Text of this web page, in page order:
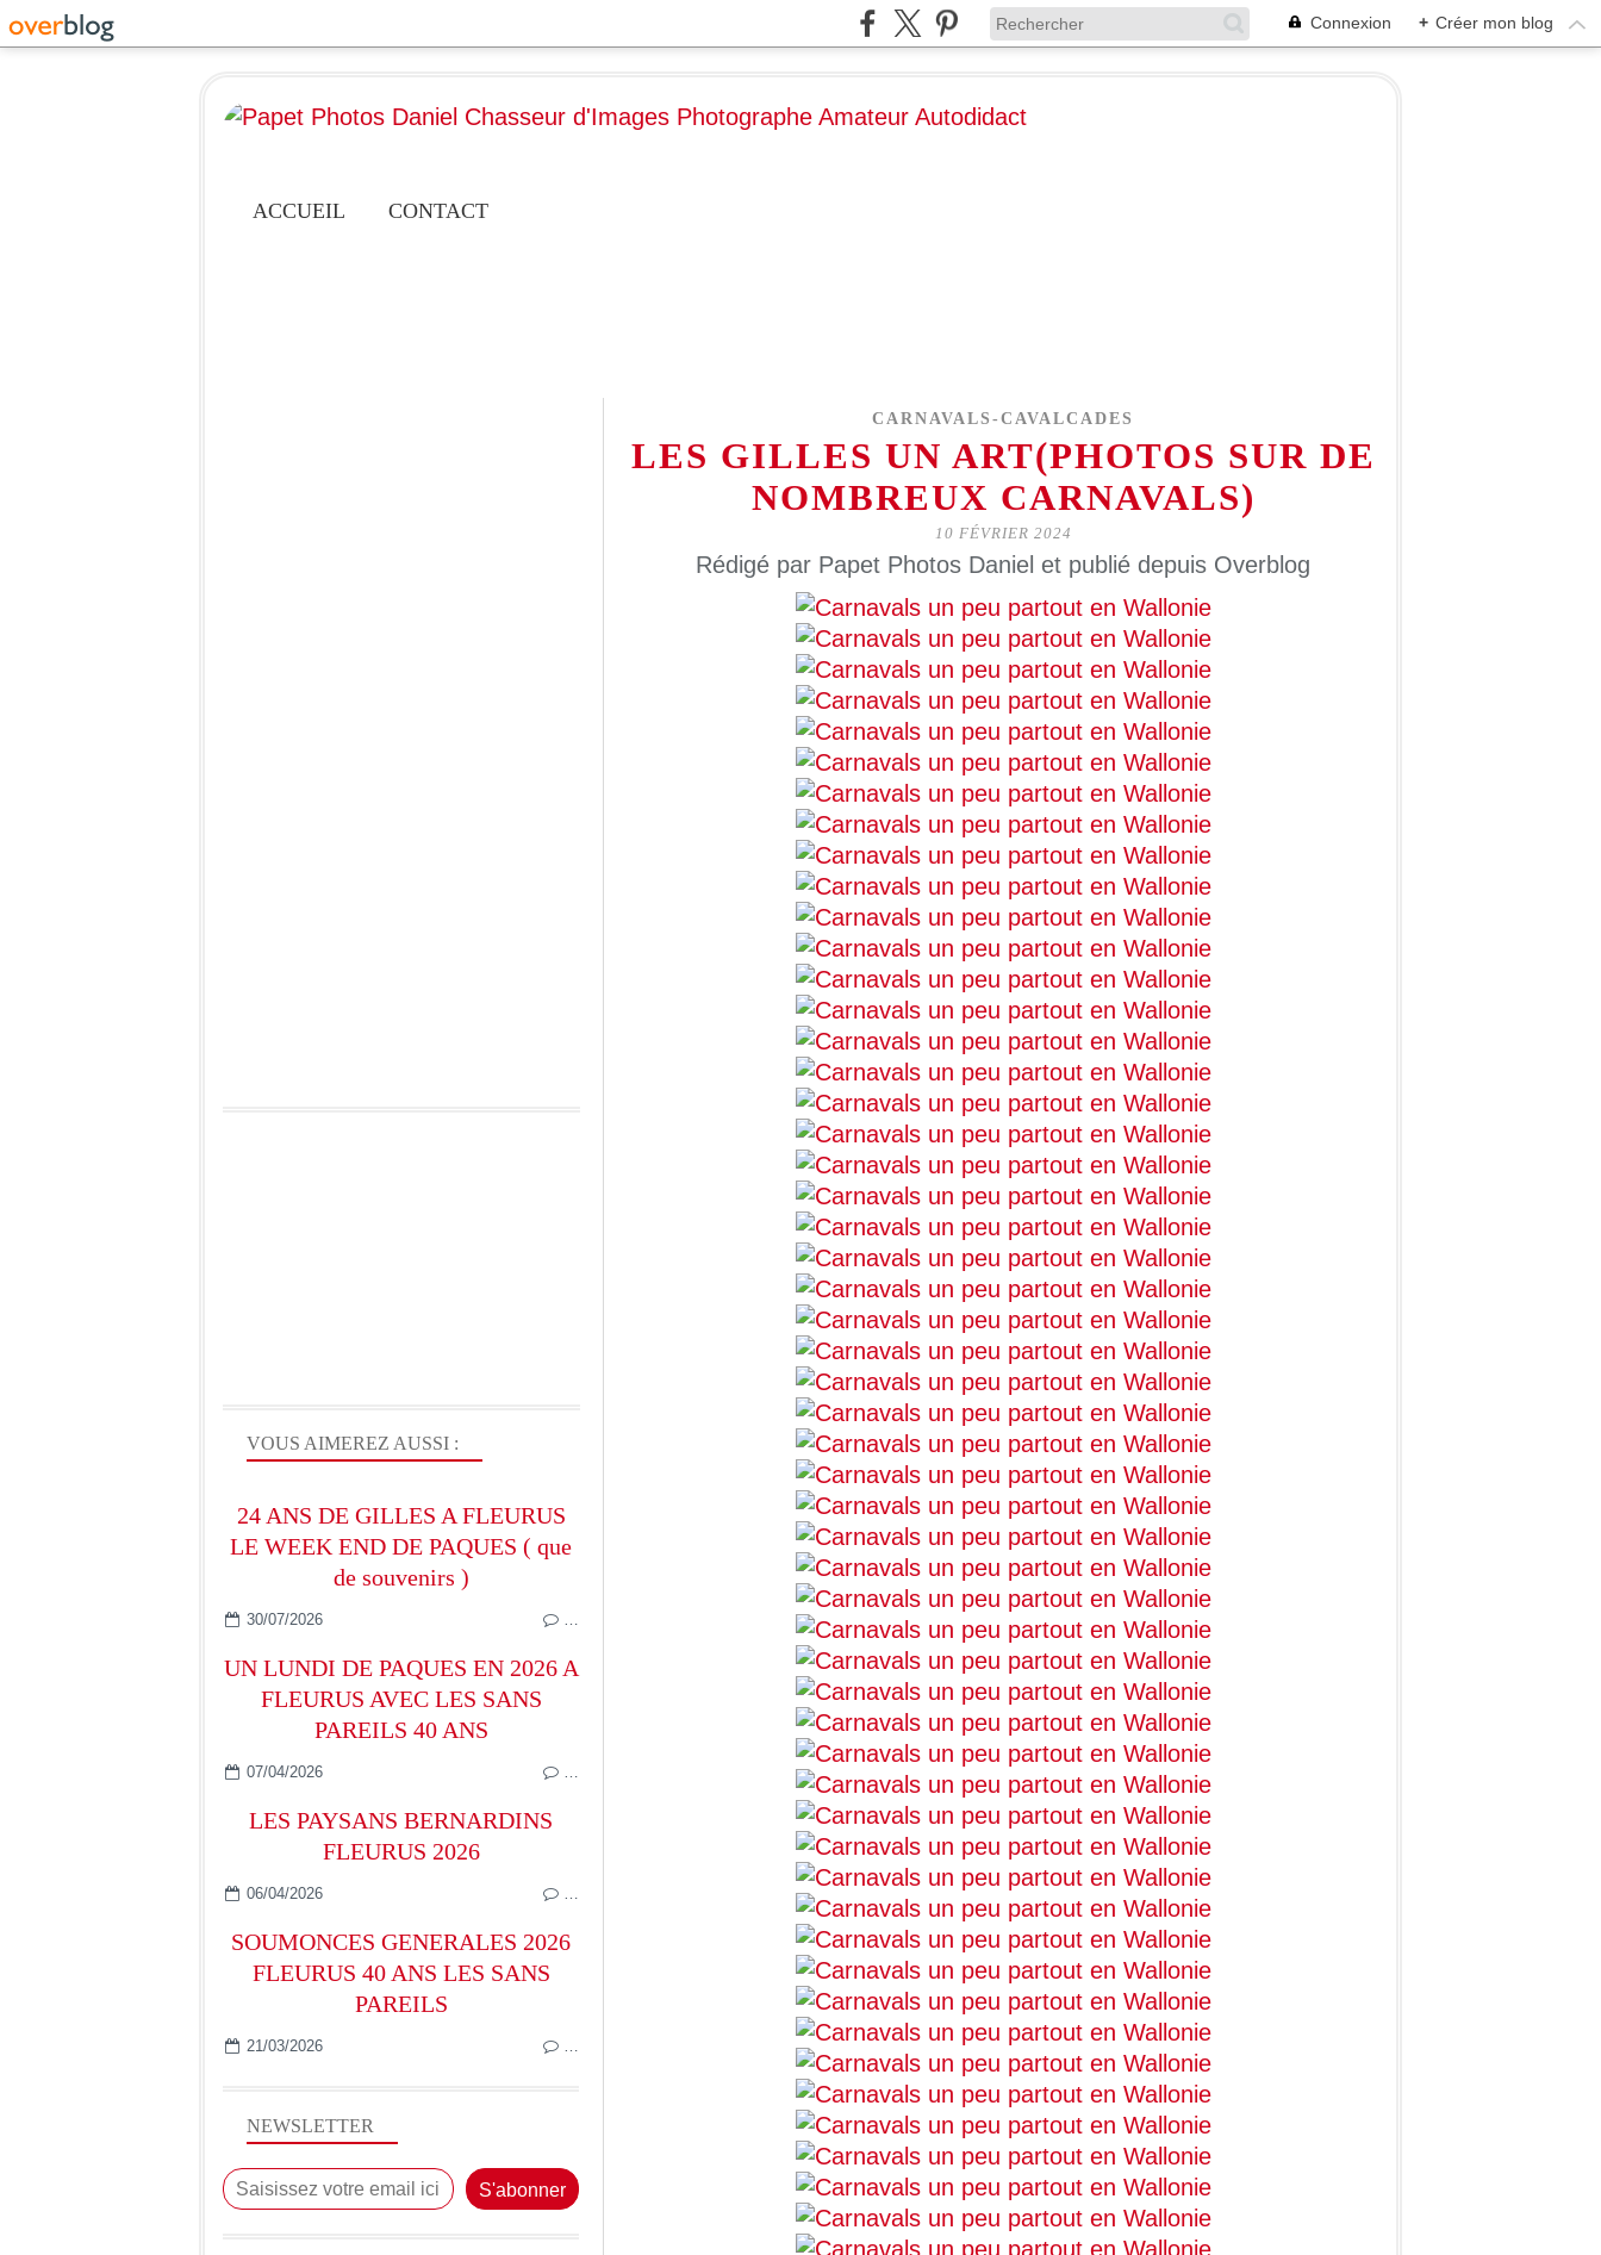
Connexion + Créer mon blog
ACCUEIL CONTACT
CARNAVALS-CAVALCADES
LES GILLES UN ART(PHOTOS SUR DE
NOMBREUX CARNAVALS)
10 FÉVRIER 2024
Rédigé par Papet Photos Daniel et publié depuis Overblog
NEWSLETTER
VOUS AIMEREZ AUSSI :
24 ANS DE GILLES A FLEURUS
LE WEEK END DE PAQUES ( que
de souvenirs )
30/07/2026 …
UN LUNDI DE PAQUES EN 2026 A
FLEURUS AVEC LES SANS
PAREILS 40 ANS
07/04/2026 …
LES PAYSANS BERNARDINS
FLEURUS 2026
06/04/2026 …
SOUMONCES GENERALES 2026
FLEURUS 40 ANS LES SANS
PAREILS
21/03/2026 …